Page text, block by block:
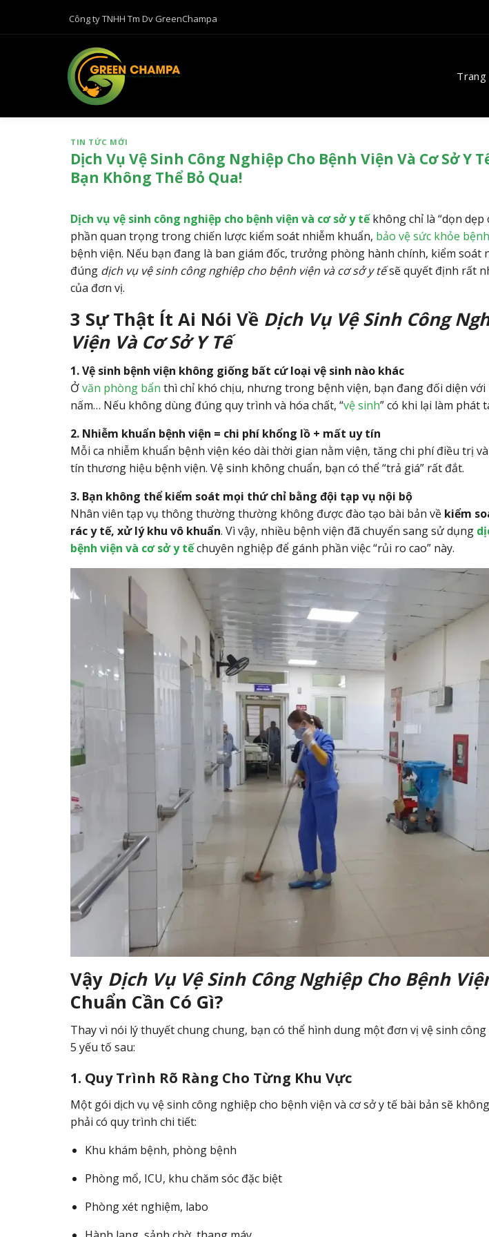
Công ty TNHH Tm Dv GreenChampa
Trang
TIN TỨC MỚI
Dịch Vụ Vệ Sinh Công Nghiệp Cho Bệnh Viện Và Cơ Sở Y
Bạn Không Thể Bỏ Qua!
Dịch vụ vệ sinh công nghiệp cho bệnh viện và cơ sở y tếkhông chỉ là “dọn dẹp
phần quan trọng trong chiến lược kiểm soát nhiễm khuẩn, bảo vệ sức khỏe
bệnh viện. Nếu bạn đang là ban giám đốc, trưởng phòng hành chính, kiểm soát
đúng dịch vụ vệ sinh công nghiệp cho bệnh viện và cơ sở y tếsẽ quyết định rất
của đơn vị.
3 Sự Thật Ít Ai Nói Về Dịch Vụ Vệ Sinh Công
Viện Và Cơ Sở Y Tế
1. Vệ sinh bệnh viện không giống bất cứ loại vệ sinh nào khác
Ởvăn phòng bẩn thì chỉ khó chịu, nhưng trong bệnh viện, bạn đang đối diện với
nấm… Nếu không dùng đúng quy trình và hóa chất, “vệ sinh” có khi lại làm phát
2. Nhiễm khuẩn bệnh viện = chi phí khổng lồ + mất uy tín
Mỗi ca nhiễm khuẩn bệnh viện kéo dài thời gian nằm viện, tăng chi phí điều trị
tín thương hiệu bệnh viện. Vệ sinh không chuẩn, bạn có thể “trả giá” rất đắt.
3. Bạn không thể kiểm soát mọi thứ chỉ bằng đội tạp vụ nội bộ
Nhân viên tạp vụ thông thường thường không được đào tạo bài bản về kiểm
rác y tế, xử lý khu vô khuẩn. Vì vậy, nhiều bệnh viện đã chuyển sang sử dụng
bệnh viện và cơ sở y tếchuyên nghiệp để gánh phần việc “rủi ro cao” này.
Vậy Dịch Vụ Vệ Sinh Công Nghiệp Cho Bệnh
Chuẩn Cần Có Gì?
Thay vì nói lý thuyết chung chung, bạn có thể hình dung một đơn vị vệ sinh
5 yếu tố sau:
1. Quy Trình Rõ Ràng Cho Từng Khu Vực
Một gói dịch vụ vệ sinh công nghiệp cho bệnh viện và cơ sở y tế bài bản sẽ
phải có quy trình chi tiết:
Khu khám bệnh, phòng bệnh
Phòng mổ, ICU, khu chăm sóc đặc biệt
Phòng xét nghiệm, labo